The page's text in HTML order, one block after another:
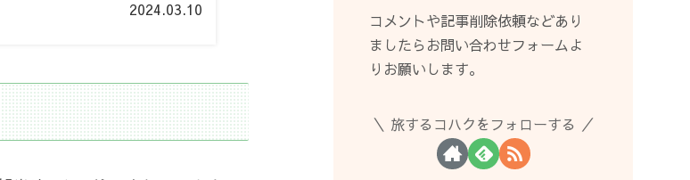
2024.03.10
コメントや記事削除依頼などあり
ましたらお問い合わせフォームよ
りお願いします。
旅するコハクをフォローする